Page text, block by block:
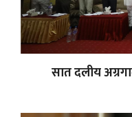
सात दलीय